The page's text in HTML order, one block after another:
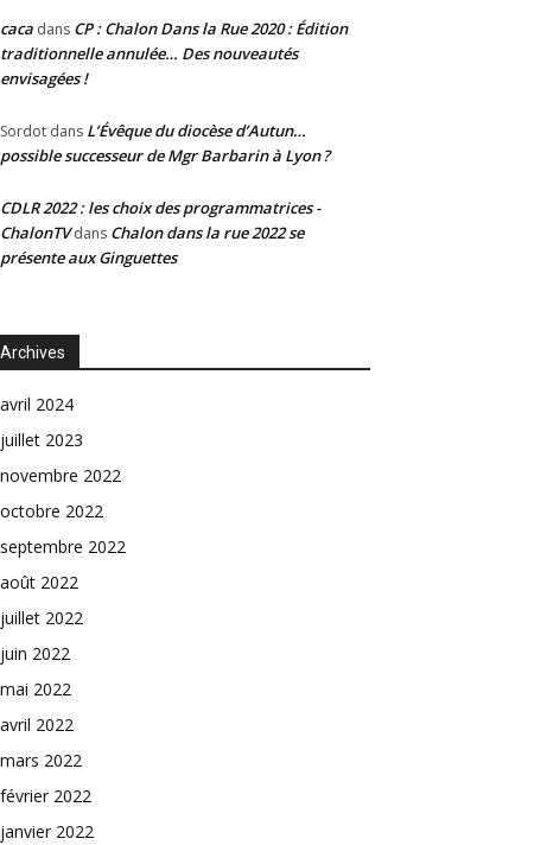
caca dans CP : Chalon Dans la Rue 2020 : Édition
traditionnelle annulée… Des nouveautés
envisagées !
Sordot dans L’Évêque du diocèse d’Autun…
possible successeur de Mgr Barbarin à Lyon ?
CDLR 2022 : les choix des programmatrices -
ChalonTVdans Chalon dans la rue 2022 se
présente aux Ginguettes
Archives
avril 2024
juillet 2023
novembre 2022
octobre 2022
septembre 2022
août 2022
juillet 2022
juin 2022
mai 2022
avril 2022
mars 2022
février 2022
janvier 2022